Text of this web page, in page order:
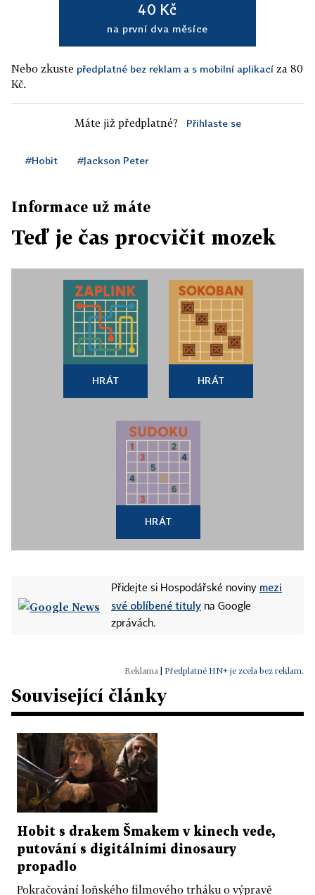
40 Kč
na první dva měsíce
Nebo zkuste předplatné bez reklam a s mobilní aplikací za 80
Kč.
Máte již předplatné? Přihlaste se
#Hobit #Jackson Peter
Informace už máte
Teď je čas procvičit mozek
HRÁT HRÁT
HRÁT
Přidejte si Hospodářské noviny mezi
své oblíbené tituly na Google
zprávách.
Předplatné HN+ je zcela bez reklam.
Související články
Hobit s drakem Šmakem v kinech vede,
putování s digitálními dinosaury
propadlo
Pokračování loňského filmového trháku o výpravě